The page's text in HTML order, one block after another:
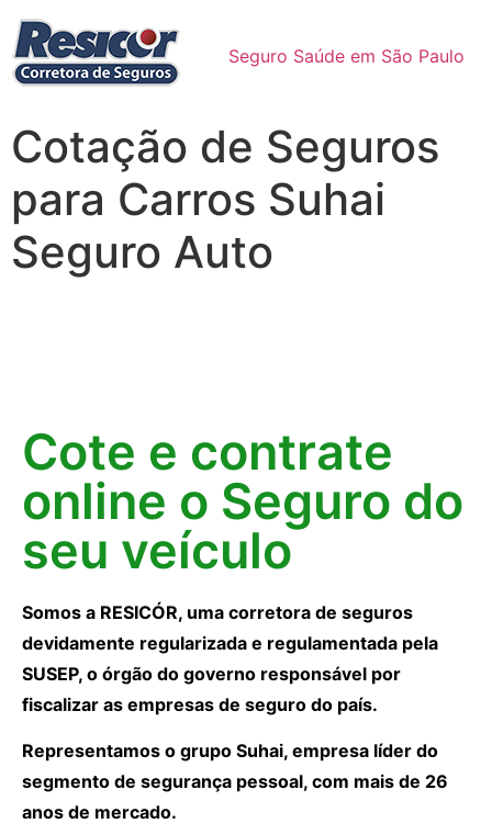
Seguro Saúde em São Paulo
Cotação de Seguros
para Carros Suhai
Seguro Auto
Cote e contrate
online o Seguro do
seu veículo
Somos a RESICÓR, uma corretora de seguros
devidamente regularizada e regulamentada pela
SUSEP, o órgão do governo responsável por
fiscalizar as empresas de seguro do país.
Representamos o grupo Suhai, empresa líder do
segmento de segurança pessoal, com mais de 26
anos de mercado.